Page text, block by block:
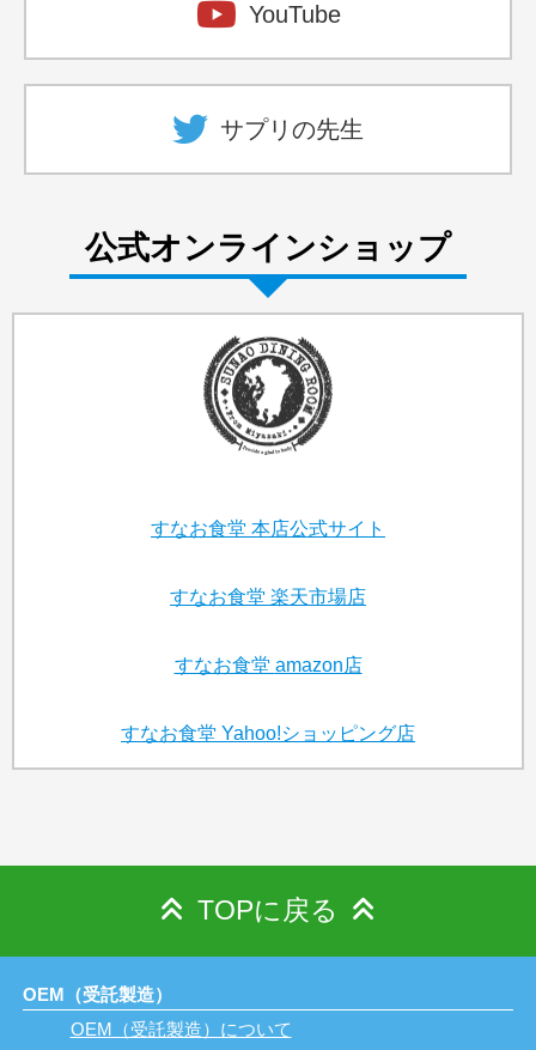
YouTube
サプリの先生
公式オンラインショップ
すなお食堂 本店公式サイト
すなお食堂 楽天市場店
すなお食堂 amazon店
すなお食堂 Yahoo!ショッピング店
TOPに戻る
OEM（受託製造）
OEM（受託製造）について